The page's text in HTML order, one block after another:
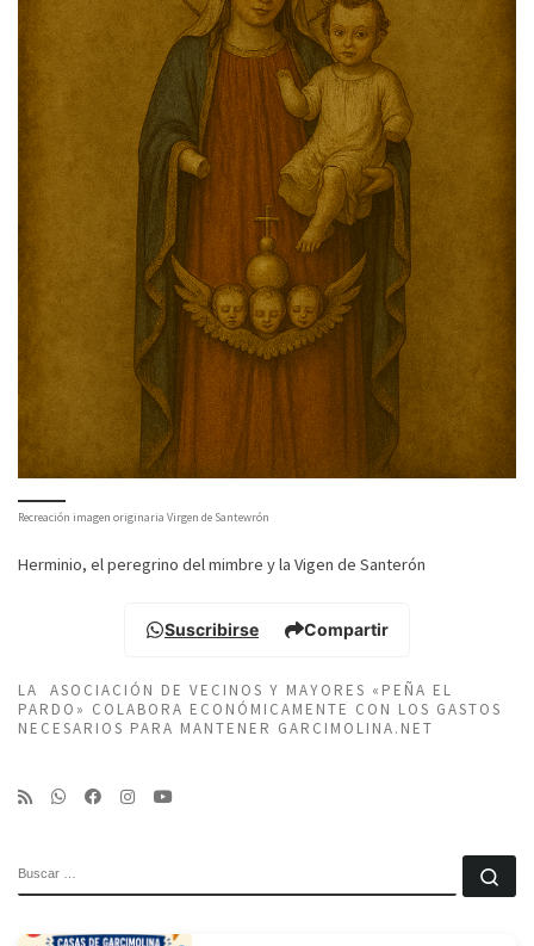
Recreación imagen originaria Virgen de Santewrón
Herminio, el peregrino del mimbre y la Vigen de Santerón
Suscribirse Compartir
LA ASOCIACIÓN DE VECINOS Y MAYORES «PEÑA EL
PARDO» COLABORA ECONÓMICAMENTE CON LOS GASTOS
NECESARIOS PARA MANTENER GARCIMOLINA.NET